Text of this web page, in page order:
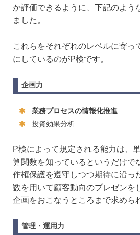
か評価できるように、下記のよう
ました。
これらをそれぞれのレベルに寄っ
にしているのがP検です。
企画力
業務プロセスの情報化推進
投資効果分析
P検によって規定される能力は、
算関数を知っているというだけで
作権保護を遵守しつつ期待に沿っ
数を用いて顧客動向のプレゼンを
企画をおこなうところまで求めら
管理・運用力